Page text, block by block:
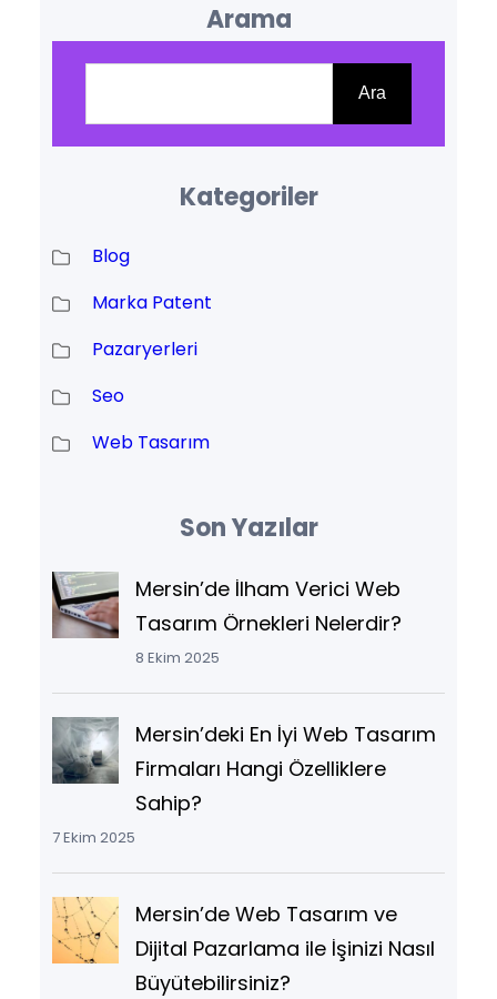
Arama
Ara
Ara
Kategoriler
Blog
Marka Patent
Pazaryerleri
Seo
Web Tasarım
Son Yazılar
Mersin’de İlham Verici Web
Tasarım Örnekleri Nelerdir?
8 Ekim 2025
Mersin’deki En İyi Web Tasarım
Firmaları Hangi Özelliklere
Sahip?
7 Ekim 2025
Mersin’de Web Tasarım ve
Dijital Pazarlama ile İşinizi Nasıl
Büyütebilirsiniz?